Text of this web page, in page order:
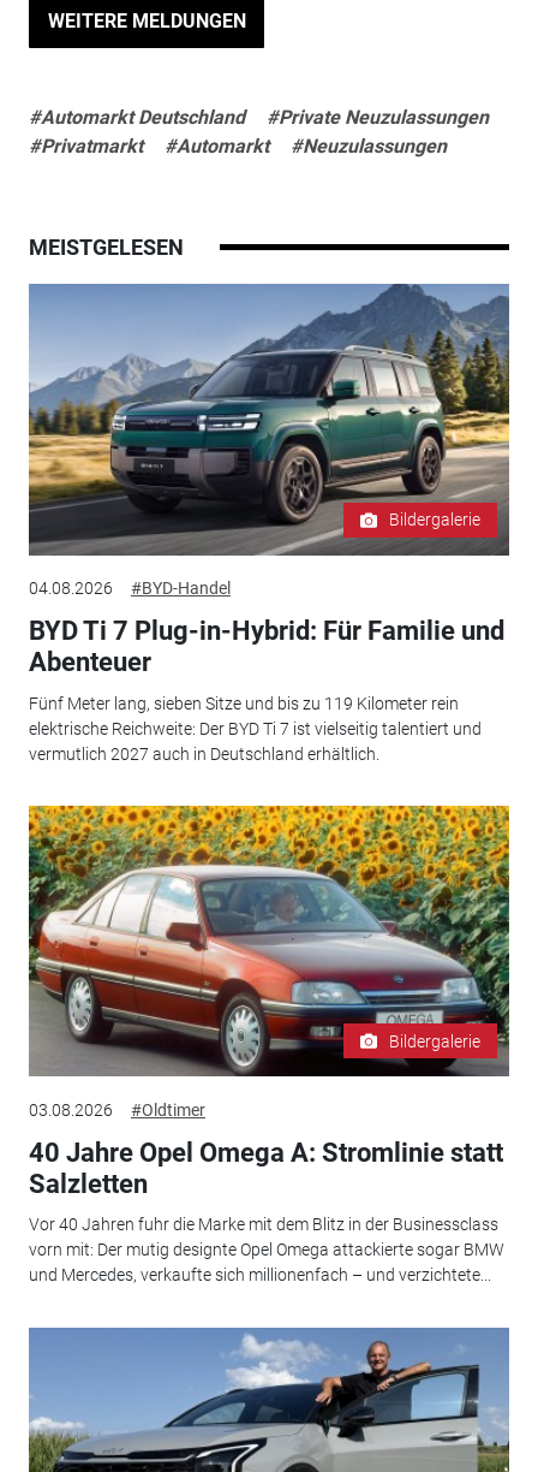
WEITERE MELDUNGEN
#Automarkt Deutschland
#Private Neuzulassungen
#Privatmarkt
#Automarkt #Neuzulassungen
MEISTGELESEN
Bildergalerie
04.08.2026 #BYD-Handel
BYD Ti 7 Plug-in-Hybrid: Für Familie und
Abenteuer
Fünf Meter lang, sieben Sitze und bis zu 119 Kilometer rein
elektrische Reichweite: Der BYD Ti 7 ist vielseitig talentiert und
vermutlich 2027 auch in Deutschland erhältlich.
Bildergalerie
03.08.2026 #Oldtimer
40 Jahre Opel Omega A: Stromlinie statt
Salzletten
Vor 40 Jahren fuhr die Marke mit dem Blitz in der Businessclass
vorn mit: Der mutig designte Opel Omega attackierte sogar BMW
und Mercedes, verkaufte sich millionenfach – und verzichtete...